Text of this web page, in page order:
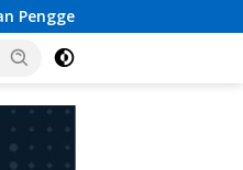
Kades Argomulyo